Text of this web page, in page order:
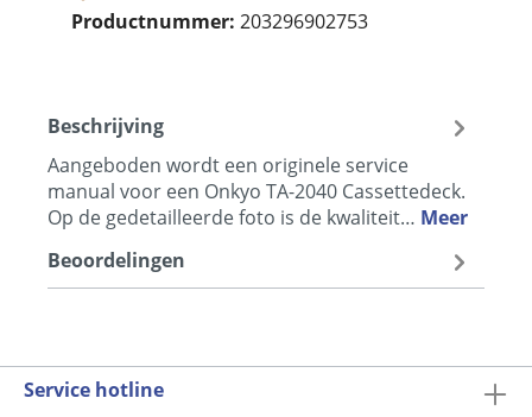
Productnummer: 203296902753
Beschrijving
Aangeboden wordt een originele service
manual voor een Onkyo TA-2040 Cassettedeck.
Op de gedetailleerde foto is de kwaliteit… Meer
Beoordelingen
Service hotline